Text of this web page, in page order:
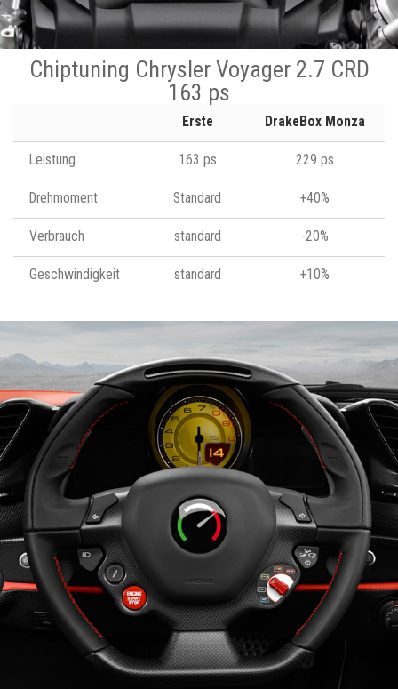
Chiptuning Chrysler Voyager 2.7 CRD
163 ps
Erste DrakeBox Monza
Leistung 163 ps 229 ps
Drehmoment Standard +40%
Verbrauch standard -20%
Geschwindigkeit standard +10%